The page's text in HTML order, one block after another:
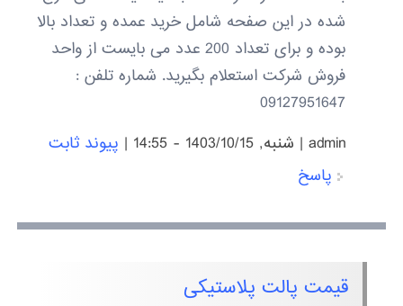
شده در این صفحه شامل خرید عمده و تعداد بالا
بوده و برای تعداد 200 عدد می بایست از واحد
فروش شرکت استعلام بگیرید. شماره تلفن :
09127951647
admin
| شنبه, 1403/10/15 - 14:55 | پیوند ثابت
پاسخ
قیمت پالت پلاستیکی